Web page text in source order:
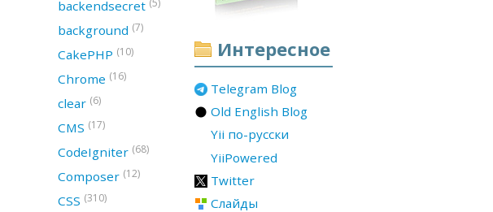
Интересное
Telegram Blog
Old English Blog
Yii по-русски
YiiPowered
Twitter
Слайды
backendsecret (5)
background (7)
CakePHP (10)
Chrome (16)
clear (6)
CMS (17)
CodeIgniter (68)
Composer (12)
CSS (310)